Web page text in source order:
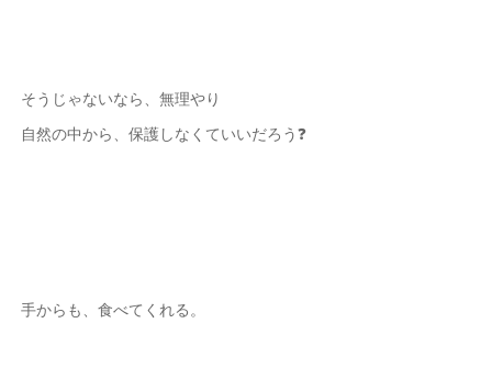
そうじゃないなら、無理やり
自然の中から、保護しなくていいだろう❓
手からも、食べてくれる。